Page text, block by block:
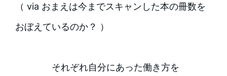
（ via おまえは今までスキャンした本の冊数を
おぼえているのか？ ）
それぞれ自分にあった働き方を